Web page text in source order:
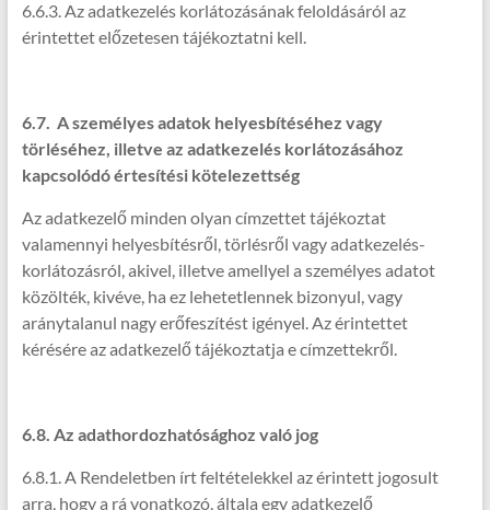
6.6.3. Az adatkezelés korlátozásának feloldásáról az
érintettet előzetesen tájékoztatni kell.
6.7. A személyes adatok helyesbítéséhez vagy
törléséhez, illetve az adatkezelés korlátozásához
kapcsolódó értesítési kötelezettség
Az adatkezelő minden olyan címzettet tájékoztat
valamennyi helyesbítésről, törlésről vagy adatkezelés-
korlátozásról, akivel, illetve amellyel a személyes adatot
közölték, kivéve, ha ez lehetetlennek bizonyul, vagy
aránytalanul nagy erőfeszítést igényel. Az érintettet
kérésére az adatkezelő tájékoztatja e címzettekről.
6.8. Az adathordozhatósághoz való jog
6.8.1. A Rendeletben írt feltételekkel az érintett jogosult
arra, hogy a rá vonatkozó, általa egy adatkezelő